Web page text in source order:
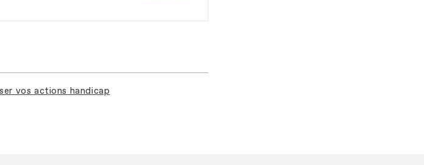
vos actions handicap